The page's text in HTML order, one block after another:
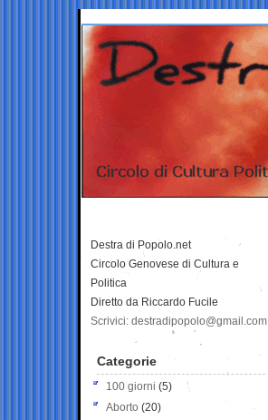
Destra di Popolo.net
Circolo Genovese di Cultura e
Politica
Diretto da Riccardo Fucile
Scrivici: destradipopolo@gmail.com
Categorie
100 giorni (5)
Aborto (20)